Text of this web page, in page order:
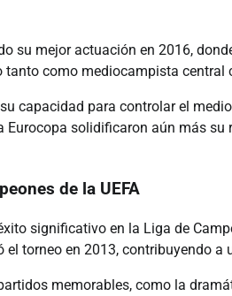
su mejor actuación en 2016,
como mediocampista central
capacidad para controlar el
solidificaron aún más
de la UEFA
significativo en la Liga de
torneo en 2013, contribuyendo
memorables, como la